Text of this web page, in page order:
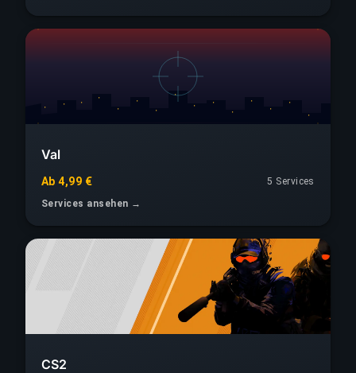
Val
Ab 4,99 €
5 Services
Services ansehen →
CS2